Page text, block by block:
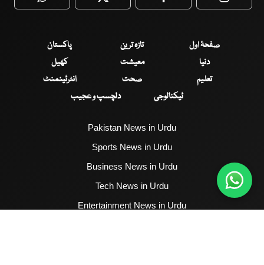
WhatsApp Twitter Facebook
صفحۂ اول تازہ ترین
پاکستان
دنیا
معیشت
کھیل
تعلیم
صحت
انٹرٹینمنٹ
ٹیکنالوجی
دلچسپ و عجیب
Pakistan News in Urdu
Sports News in Urdu
Business News in Urdu
Tech News in Urdu
Entertainment News in Urdu